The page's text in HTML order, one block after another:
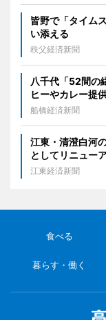
皆野で「タイム
い添える
秩父経済新聞
八千代「52間の
ヒーやカレー提
船橋経済新聞
江東・清澄白河
としてリニュー
江東経済新聞
食べる
暮らす・働く